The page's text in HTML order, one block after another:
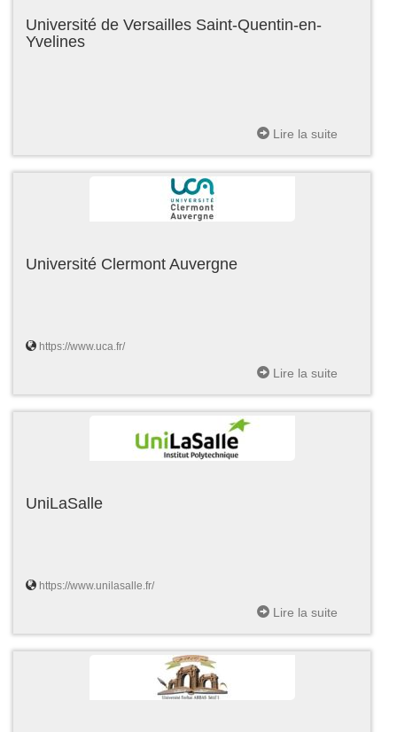
Université de Versailles Saint-Quentin-en-
Yvelines
Lire la suite
Université Clermont Auvergne
https://www.uca.fr/
Lire la suite
UniLaSalle
https://www.unilasalle.fr/
Lire la suite